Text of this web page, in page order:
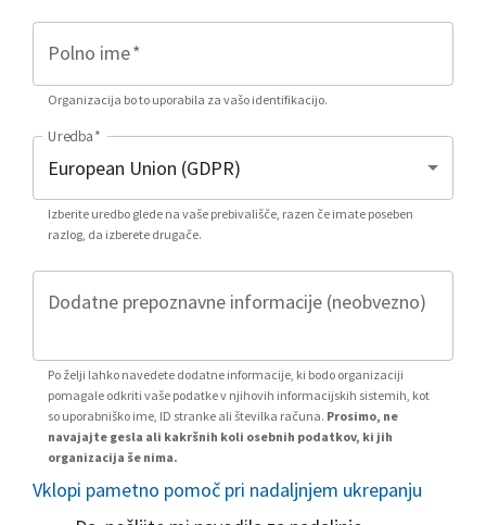
Polno ime*
Organizacija bo to uporabila za vašo identifikacijo.
Uredba*
Izberite uredbo glede na vaše prebivališče, razen če imate poseben
razlog, da izberete drugače.
Dodatne prepoznavne informacije (neobvezno)
Po želji lahko navedete dodatne informacije, ki bodo organizaciji
pomagale odkriti vaše podatke v njihovih informacijskih sistemih, kot
so uporabniško ime, ID stranke ali številka računa. Prosimo, ne
navajajte gesla ali kakršnih koli osebnih podatkov, ki jih
organizacija še nima.
Vklopi pametno pomoč pri nadaljnjem ukrepanju